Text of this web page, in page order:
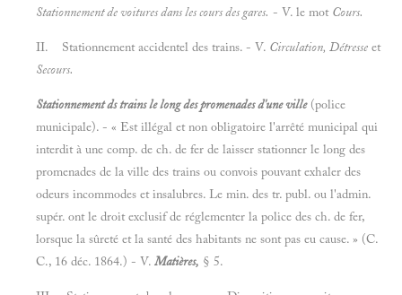
Stationnement de voitures dans les cours des gares. - V. le mot Cours.
II. Stationnement accidentel des trains. - V. Circulation, Détresse et
Secours.
Stationnement ds trains le long des promenades d'une ville(police
municipale). - « Est illégal et non obligatoire l'arrêté municipal qui
interdit à une comp. de ch. de fer de laisser stationner le long des
promenades de la ville des trains ou convois pouvant exhaler des
odeurs incommodes et insalubres. Le min. des tr. publ. ou l'admin.
supér. ont le droit exclusif de réglementer la police des ch. de fer,
lorsque la sûreté et la santé des habitants ne sont pas eu cause. » (C.
C., 16 déc. 1864.) - V. Matières, § 5.